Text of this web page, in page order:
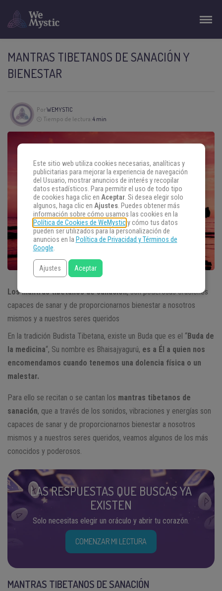
MANTRAS TIBETANOS DE SANACIÓN Y
BIENESTAR
PorWEMYSTIC
Tiempo de lectura:4 min
Los mantras tibetanos de sanación, son poderosas oraciones
capaces de sanar y de proporcionarnos bienestar a nosotros
mismos y a nuestros seres queridos
En la tradición Budista Tibetana, existe un Buda que es el “Buda de
la medicina“, Su nombre es Bhaisajyagurú, es a Él a quien nos
encomendamos cuando tenemos una dolencia física o un
malestar.
Para ello se recitan o se cantan los mantras tibetanos de
sanación, que a través de los sonidos, vibraciones y energías son
capaces de sanar y de proporcionarnos bienestar a nosotros
mismos y a nuestros seres queridos, veamos algunos de los más
conocidos y poderosos.
LAS RESPUESTAS QUE BUSCAS YA
EXISTEN
Solo necesitas elegir un oráculo y abrir tu corazón.
COMENZAR MI LECTURA
MANTRAS TIBETANOS DE SANACIÓN
Este sitio web utiliza cookies necesarias, analíticas y
publicitarias para mejorar la experiencia de navegación
del Usuario, mostrar anuncios de interés y recopilar
datos estadísticos. Para permitir el uso de todo tipo
de cookies haga clic en Aceptar. Si desea elegir solo
algunos, haga clic en Ajustes. Puedes obtener más
información sobre cómo usamos las cookies en la
Política de Cookies de WeMysticy cómo tus datos
pueden ser utilizados para la personalización de
anuncios en la Política de Privacidad y Términos de
Google.
Ajustes Aceptar